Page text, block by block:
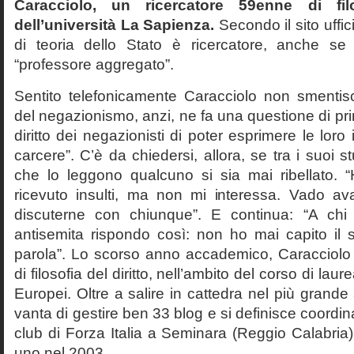
Caracciolo, un ricercatore 59enne di
dell’università La Sapienza. Secondo il sito
di teoria dello Stato è ricercatore, anche
“professore aggregato”.
Sentito telefonicamente Caracciolo non
del negazionismo, anzi, ne fa una questione di
diritto dei negazionisti di poter esprimere le loro
carcere”. C’è da chiedersi, allora, se tra i suoi
che lo leggono qualcuno si sia mai ribellato.
ricevuto insulti, ma non mi interessa. Vado
discuterne con chiunque”. E continua: “A
antisemita rispondo così: non ho mai capito il
parola”. Lo scorso anno accademico,
di filosofia del diritto, nell’ambito del corso di
Europei. Oltre a salire in cattedra nel più grande
vanta di gestire ben 33 blog e si definisce
club di Forza Italia a Seminara (Reggio